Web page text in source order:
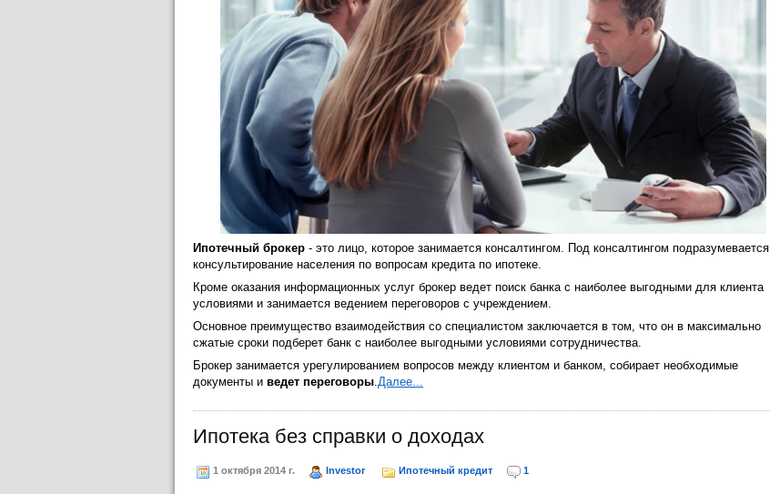
Ипотечный брокер - это лицо, которое занимается консалтингом. Под консалтингом подразумевается
консультирование населения по вопросам кредита по ипотеке.
Кроме оказания информационных услуг брокер ведет поиск банка с наиболее выгодными для клиента
условиями и занимается ведением переговоров с учреждением.
Основное преимущество взаимодействия со специалистом заключается в том, что он в максимально
сжатые сроки подберет банк с наиболее выгодными условиями сотрудничества.
Брокер занимается урегулированием вопросов между клиентом и банком, собирает необходимые
документы и ведет переговоры.Далее...
Ипотека без справки о доходах
1 октября 2014 г. Investor Ипотечный кредит 1